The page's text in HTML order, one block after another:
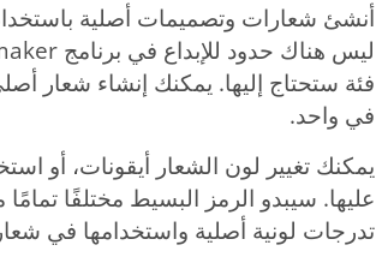
أنشئ شعارات وتصميمات أصلية باستخدام
فئة ستحتاج إليها. يمكنك إنشاء شعار
في واحد.
يمكنك تغيير لون الشعار أيقونات، أو
عليها. سيبدو الرمز البسيط مختلفًا
تدرجات لونية أصلية واستخدامها في